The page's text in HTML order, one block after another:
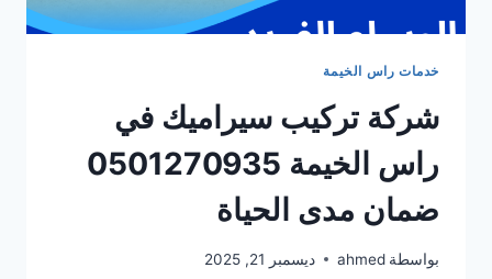
خدمات راس الخيمة
شركة تركيب سيراميك في
راس الخيمة 0501270935
ضمان مدى الحياة
بواسطة ahmed ديسمبر 21, 2025